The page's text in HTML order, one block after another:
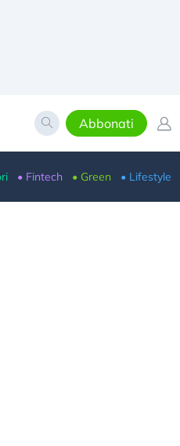
Abbonati
• Fintech • Green • Lifestyle